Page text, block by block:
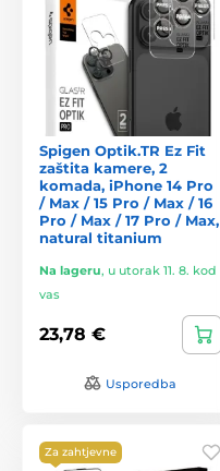
Spigen Optik.TR Ez Fit
zaštita kamere, 2
komada, iPhone 14 Pro
/ Max / 15 Pro / Max / 16
Pro / Max / 17 Pro / Max,
natural titanium
Na lageru, u utorak 11. 8. kod
vas
23,78 €
Usporedba
Za zahtjevne